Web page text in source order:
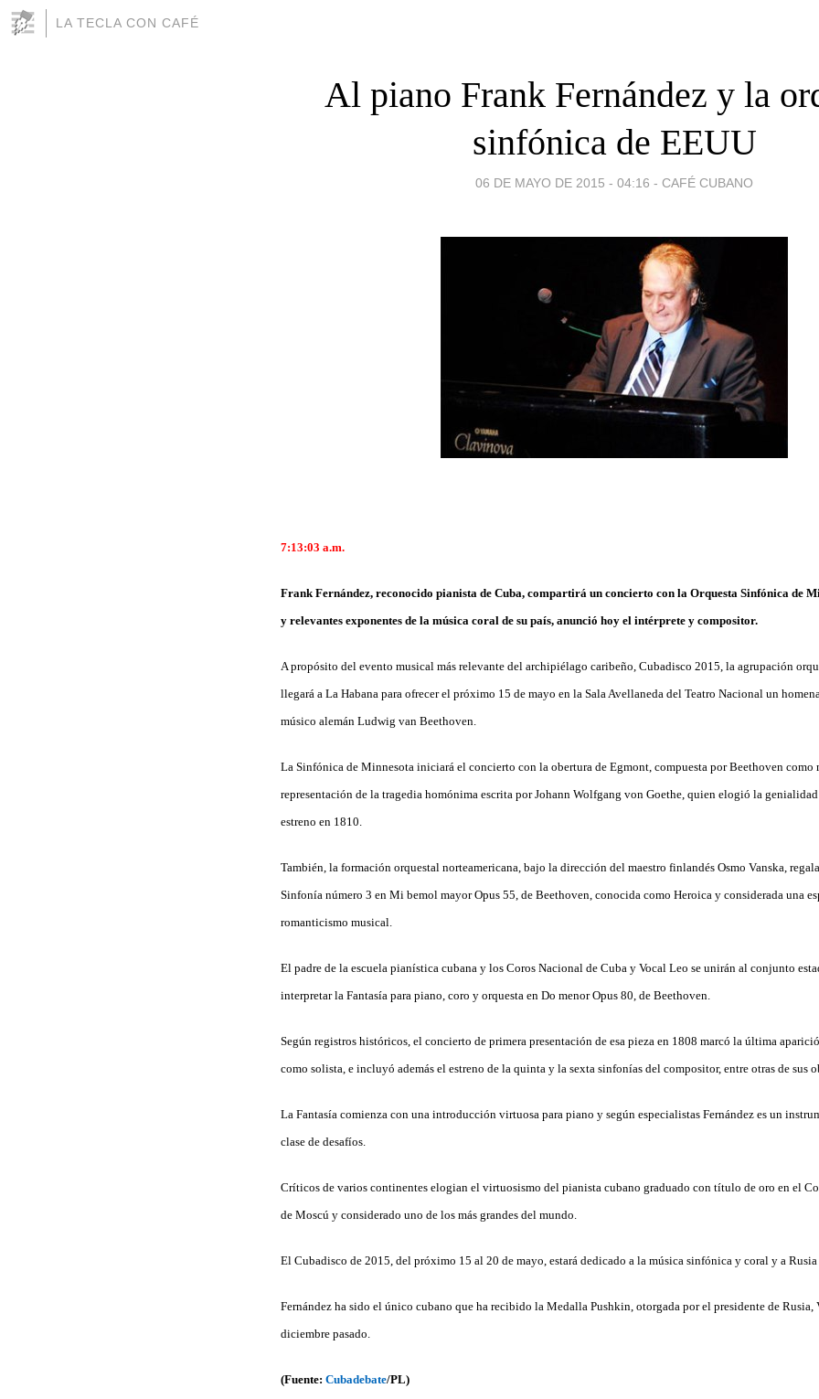
LA TECLA CON CAFÉ
Al piano Frank Fernández y la
sinfónica de EEUU
06 DE MAYO DE 2015 - 04:16 - CAFÉ CUBANO
7:13:03 a.m.
Frank Fernández, reconocido pianista de Cuba, compartirá un concierto con la Orquesta Sinfónica de
y relevantes exponentes de la música coral de su país, anunció hoy el intérprete y compositor.
A propósito del evento musical más relevante del archipiélago caribeño, Cubadisco 2015, la agrupación
llegará a La Habana para ofrecer el próximo 15 de mayo en la Sala Avellaneda del Teatro Nacional un
músico alemán Ludwig van Beethoven.
La Sinfónica de Minnesota iniciará el concierto con la obertura de Egmont, compuesta por Beethoven como
representación de la tragedia homónima escrita por Johann Wolfgang von Goethe, quien elogió la
estreno en 1810.
También, la formación orquestal norteamericana, bajo la dirección del maestro finlandés Osmo Vanska,
Sinfonía número 3 en Mi bemol mayor Opus 55, de Beethoven, conocida como Heroica y considerada una
romanticismo musical.
El padre de la escuela pianística cubana y los Coros Nacional de Cuba y Vocal Leo se unirán al conjunto
interpretar la Fantasía para piano, coro y orquesta en Do menor Opus 80, de Beethoven.
Según registros históricos, el concierto de primera presentación de esa pieza en 1808 marcó la última
como solista, e incluyó además el estreno de la quinta y la sexta sinfonías del compositor, entre otras de sus
La Fantasía comienza con una introducción virtuosa para piano y según especialistas Fernández es un
clase de desafíos.
Críticos de varios continentes elogian el virtuosismo del pianista cubano graduado con título de oro en el
de Moscú y considerado uno de los más grandes del mundo.
El Cubadisco de 2015, del próximo 15 al 20 de mayo, estará dedicado a la música sinfónica y coral y a Rusia
Fernández ha sido el único cubano que ha recibido la Medalla Pushkin, otorgada por el presidente de
diciembre pasado.
(Fuente: Cubadebate/PL)